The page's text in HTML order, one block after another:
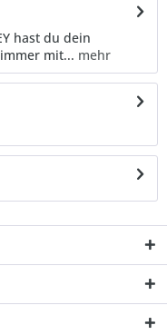
hast du dein
mit... mehr